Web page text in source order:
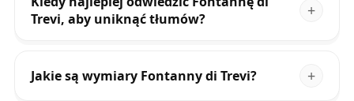
Trevi, aby uniknąć tłumów?
Jakie są wymiary Fontanny di Trevi?